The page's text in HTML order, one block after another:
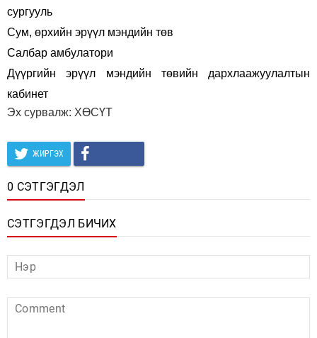
сургууль
Сум, өрхийн эрүүл мэндийн төв
Салбар амбулатори
Дүүргийн эрүүл мэндийн төвийн дархлаажуулалтын
кабинет
Эх сурвалж: ХӨСҮТ
ЖИРГЭХ
0 СЭТГЭГДЭЛ
СЭТГЭГДЭЛ БИЧИХ